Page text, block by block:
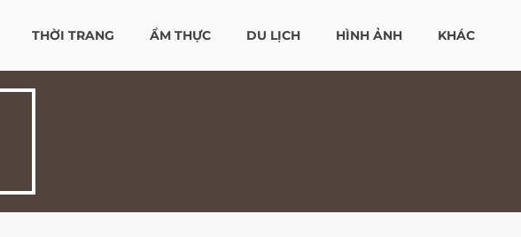
THỜI TRANG ẨM THỰC DU LỊCH HÌNH ẢNH KHÁC